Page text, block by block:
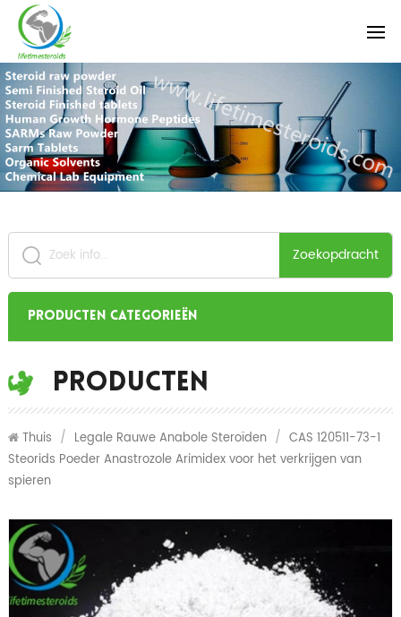
Zoekopdracht
Producten categorieën
Producten
Thuis / Legale Rauwe Anabole Steroïden / CAS 120511-73-1
Steorids Poeder Anastrozole Arimidex voor het verkrijgen van
spieren